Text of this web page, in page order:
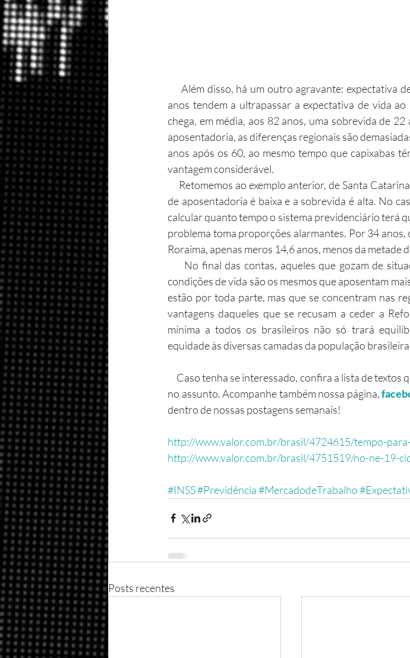
     Além disso, há um outro agravante: expectativa de sobrevida. As pessoas que chegam aos 60
anos tendem a ultrapassar a expectativa de vida
chega, em média, aos 82 anos, uma sobrevida de
aposentadoria, as diferenças regionais são
anos após os 60, ao mesmo tempo que capixabas
vantagem considerável.
de aposentadoria é baixa e a sobrevida é alta. No
calcular quanto tempo o sistema previdenciário terá
problema toma proporções alarmantes. Por 34
Roraima, apenas meros 14,6 anos, menos da metade
condições de vida são os mesmos que aposentam
estão por toda parte, mas que se concentram nas
vantagens daqueles que se recusam a ceder a
mínima a todos os brasileiros não só trará
equidade às diversas camadas da população
no assunto. Acompanhe também nossa página,
dentro de nossas postagens semanais!
http://www.valor.com.br/brasil/4724615/tempo-
http://www.valor.com.br/brasil/4751519/no-ne-19-
#INSS#Previdência#MercadodeTrabalho
Posts recentes